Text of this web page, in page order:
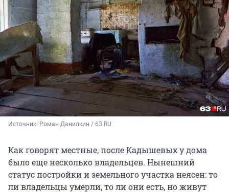
Источник: Роман Данилкин / 63.RU
Как говорят местные, после Кадышевых у дома
было еще несколько владельцев. Нынешний
статус постройки и земельного участка неясен: то
ли владельцы умерли, то ли они есть, но живут